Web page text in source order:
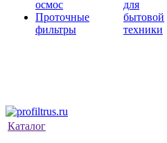
осмос
Проточные
фильтры
для
бытовой
техники
Каталог